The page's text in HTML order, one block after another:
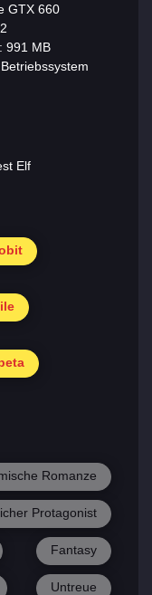
GTX 660
991 MB
Romanze
Protagonist
Fantasy
Untreue